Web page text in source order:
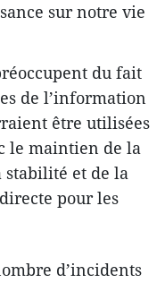
sur notre vie
du fait
de l’information
être utilisées
le maintien de la
et de la
pour les
d’incidents